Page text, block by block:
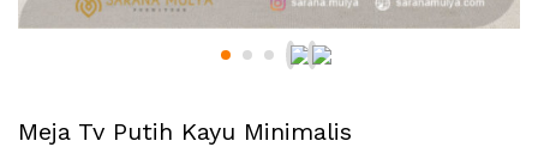
Meja Tv Putih Kayu Minimalis